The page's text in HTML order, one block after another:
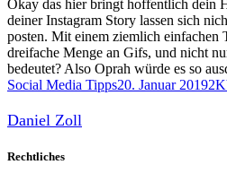
Okay das hier bringt hoffentlich dein
deiner Instagram Story lassen sich
posten. Mit einem ziemlich
dreifache Menge an Gifs, und nicht
bedeutet? Also Oprah würde es so
Social Media Tipps20. Januar 20192K
Daniel Zoll
Rechtliches